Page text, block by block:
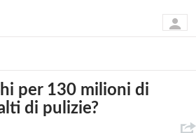
per 130 milioni di
di pulizie?